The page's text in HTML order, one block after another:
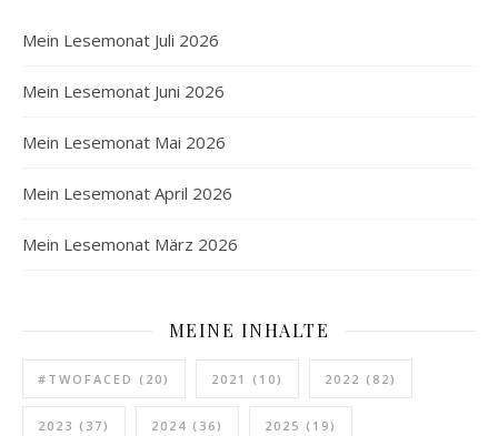
Mein Lesemonat Juli 2026
Mein Lesemonat Juni 2026
Mein Lesemonat Mai 2026
Mein Lesemonat April 2026
Mein Lesemonat März 2026
MEINE INHALTE
#TWOFACED (20) 2021 (10) 2022 (82)
2023 (37) 2024 (36) 2025 (19)